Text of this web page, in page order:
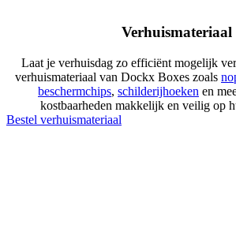
Verhuismateriaal
Laat je verhuisdag zo efficiënt mogelijk
verhuismateriaal van Dockx Boxes zoals
beschermchips, schilderijhoeken en
kostbaarheden makkelijk en veilig op
Bestel verhuismateriaal